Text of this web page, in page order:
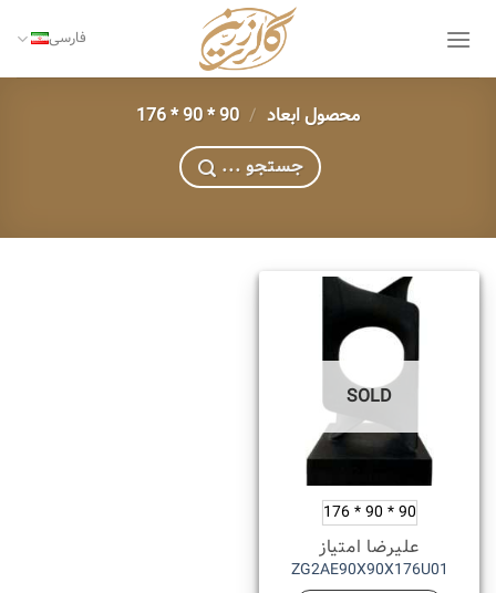
فارسی
محصول ابعاد /
... جستجو
SOLD
90 * 90 * 176
علیرضا امتیاز
ZG2AE90X90X176U01